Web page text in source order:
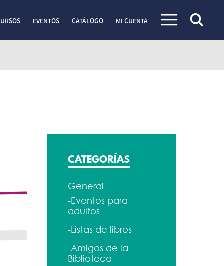
EVENTOS CATÁLOGO MI CUENTA
CATEGORÍAS
General
-Eventos para
adultos
-Listas de libros
-Amigos de la
Biblioteca